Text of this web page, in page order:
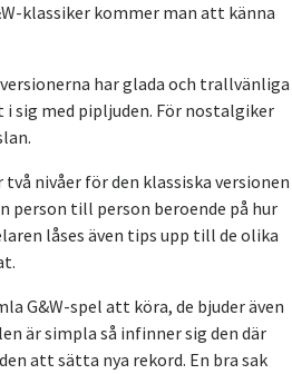
klassiker kommer man att känna
har glada och trallvänliga
sig med pipljuden. För nostalgiker
nivåer för den klassiska versionen
person till person beroende på hur
låses även tips upp till de olika
G&W-spel att köra, de bjuder även
är simpla så infinner sig den där
att sätta nya rekord. En bra sak